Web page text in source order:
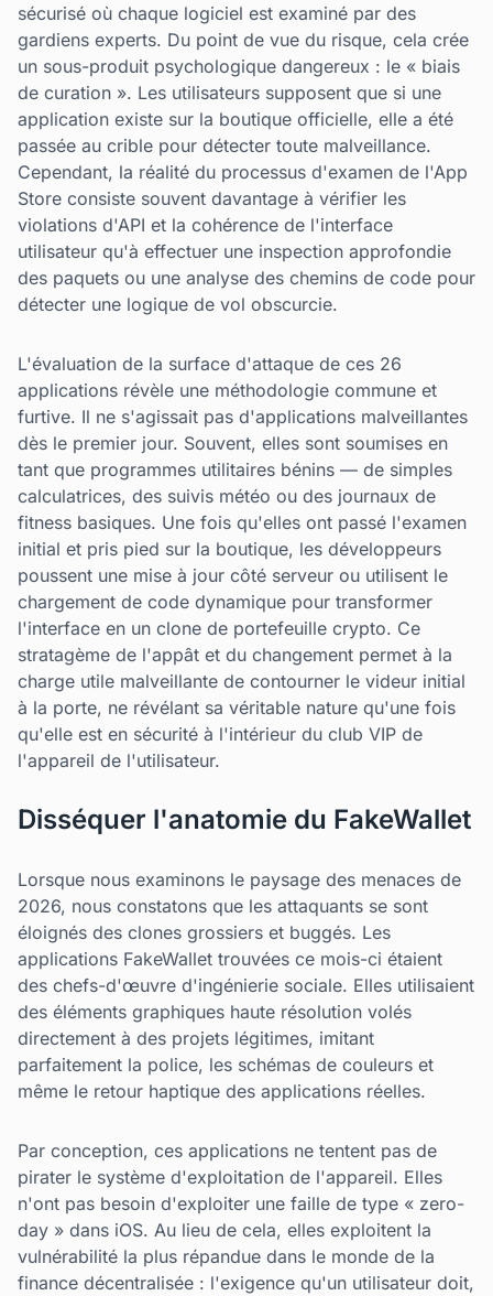
sécurisé où chaque logiciel est examiné par des
gardiens experts. Du point de vue du risque, cela crée
un sous-produit psychologique dangereux : le « biais
de curation ». Les utilisateurs supposent que si une
application existe sur la boutique officielle, elle a été
passée au crible pour détecter toute malveillance.
Cependant, la réalité du processus d'examen de l'App
Store consiste souvent davantage à vérifier les
violations d'API et la cohérence de l'interface
utilisateur qu'à effectuer une inspection approfondie
des paquets ou une analyse des chemins de code pour
détecter une logique de vol obscurcie.
L'évaluation de la surface d'attaque de ces 26
applications révèle une méthodologie commune et
furtive. Il ne s'agissait pas d'applications malveillantes
dès le premier jour. Souvent, elles sont soumises en
tant que programmes utilitaires bénins — de simples
calculatrices, des suivis météo ou des journaux de
fitness basiques. Une fois qu'elles ont passé l'examen
initial et pris pied sur la boutique, les développeurs
poussent une mise à jour côté serveur ou utilisent le
chargement de code dynamique pour transformer
l'interface en un clone de portefeuille crypto. Ce
stratagème de l'appât et du changement permet à la
charge utile malveillante de contourner le videur initial
à la porte, ne révélant sa véritable nature qu'une fois
qu'elle est en sécurité à l'intérieur du club VIP de
l'appareil de l'utilisateur.
Disséquer l'anatomie du FakeWallet
Lorsque nous examinons le paysage des menaces de
2026, nous constatons que les attaquants se sont
éloignés des clones grossiers et buggés. Les
applications FakeWallet trouvées ce mois-ci étaient
des chefs-d'œuvre d'ingénierie sociale. Elles utilisaient
des éléments graphiques haute résolution volés
directement à des projets légitimes, imitant
parfaitement la police, les schémas de couleurs et
même le retour haptique des applications réelles.
Par conception, ces applications ne tentent pas de
pirater le système d'exploitation de l'appareil. Elles
n'ont pas besoin d'exploiter une faille de type « zero-
day » dans iOS. Au lieu de cela, elles exploitent la
vulnérabilité la plus répandue dans le monde de la
finance décentralisée : l'exigence qu'un utilisateur doit,